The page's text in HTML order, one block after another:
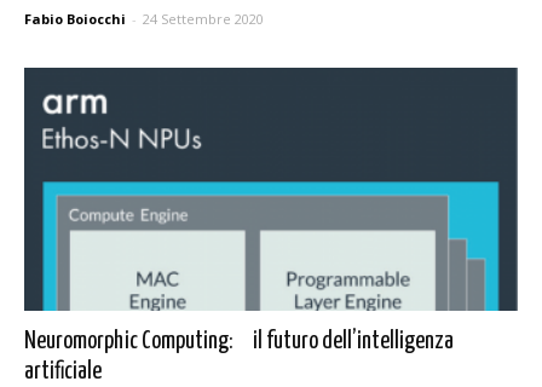
Fabio Boiocchi - 24 Settembre 2020
Neuromorphic Computing: il futuro dell’intelligenza
artificiale